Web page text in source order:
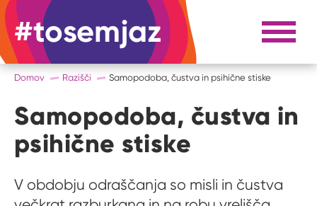
#tosemjaz #to sem jaz Razpri
Domov Razišči Samopodoba, čustva in psihične stiske
Samopodoba, čustva in
psihične stiske
V obdobju odraščanja so misli in čustva